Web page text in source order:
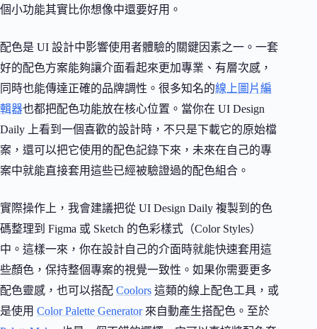
個小功能其實比你想像中還要好用。
配色是 UI 設計中影響使用者體驗的關鍵因素之一。一套
好的配色方案能夠讓介面看起來更加專業、有層次感，
同時也能傳達正確的品牌調性。很多知名的線上圖片編
輯器也都把配色功能放在核心位置。當你在 UI Design
Daily 上看到一個喜歡的設計時，不只是下載它的原始檔
案，還可以把它使用的配色記錄下來，未來在自己的專
案中就能直接套用這些已經被驗證過的配色組合。
實際操作上，我會建議把從 UI Design Daily 複製到的色
碼整理到 Figma 或 Sketch 的色彩樣式（Color Styles）
中。這樣一來，你在設計自己的介面時就能快速套用這
些顏色，保持整個專案的視覺一致性。如果你需要更多
配色靈感，也可以搭配 Coolors 這類的線上配色工具，或
是使用 Color Palette Generator來自動產生搭配色。至於